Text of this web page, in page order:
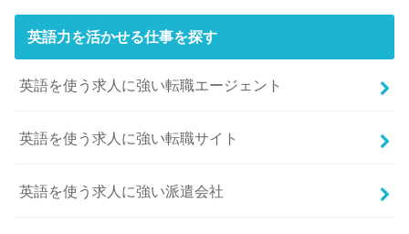
英語力を活かせる仕事を探す
英語を使う求人に強い転職エージェント
英語を使う求人に強い転職サイト
英語を使う求人に強い派遣会社